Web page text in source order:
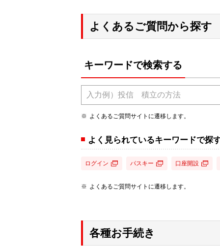
よくあるご質問から探す
キーワードで検索する
よくあるご質問サイトに遷移します。
よく見られているキーワードで探
ログイン パスキー 口座開設
よくあるご質問サイトに遷移します。
各種お手続き